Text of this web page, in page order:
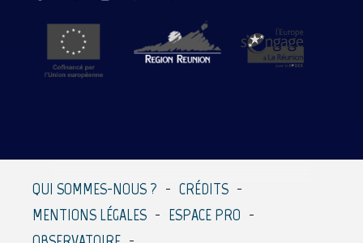
QUI SOMMES-NOUS ?
CRÉDITS
MENTIONS LÉGALES
ESPACE PRO